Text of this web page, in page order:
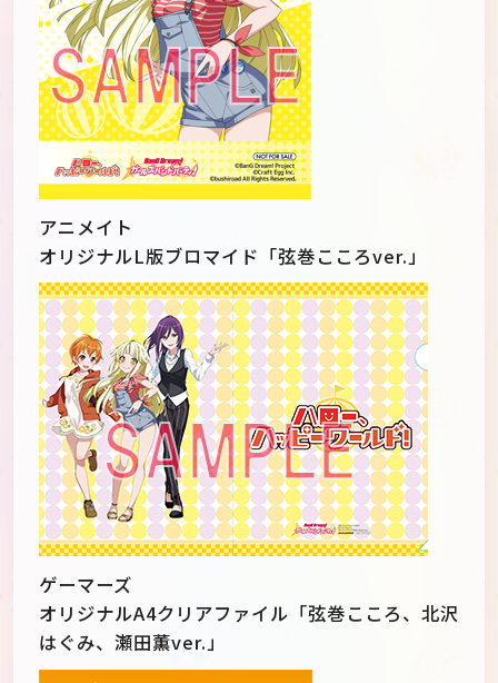
アニメイト
オリジナルL版ブロマイド「弦巻こころver.」
ゲーマーズ
オリジナルA4クリアファイル「弦巻こころ、北沢
はぐみ、瀬田薫ver.」